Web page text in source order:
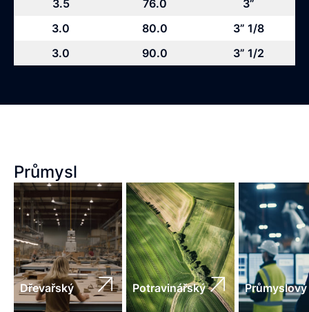
3.5 76.0
3”
3.0
80.0
3” 1/8
3.0
90.0 3” 1/2
Průmysl
Dřevařský Potravinářský Průmyslový